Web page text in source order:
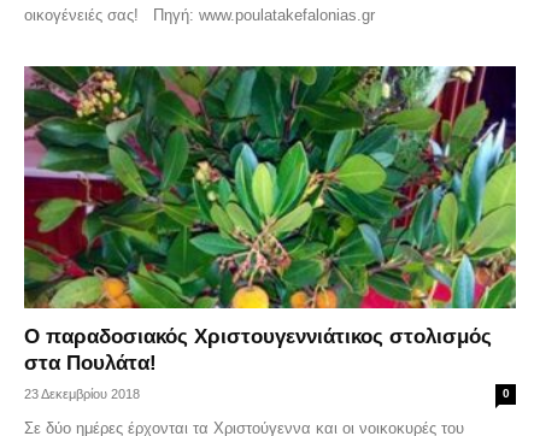
οικογένειές σας! Πηγή: www.poulatakefalonias.gr
Ο παραδοσιακός Χριστουγεννιάτικος στολισμός
στα Πουλάτα!
23 Δεκεμβρίου 2018 0
Σε δύο ημέρες έρχονται τα Χριστούγεννα και οι νοικοκυρές του